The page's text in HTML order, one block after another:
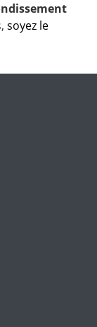
soyez le